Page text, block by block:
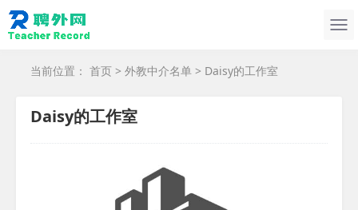
当前位置： 首页 > 外教中介名单 > Daisy的工作室
Daisy的工作室